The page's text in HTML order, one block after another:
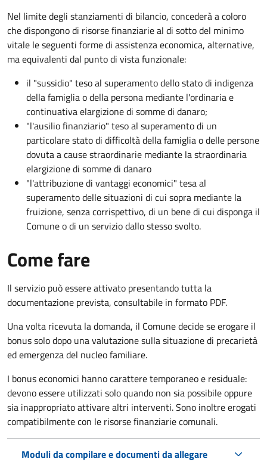
Nel limite degli stanziamenti di bilancio, concederà a coloro
che dispongono di risorse finanziarie al di sotto del minimo
vitale le seguenti forme di assistenza economica, alternative,
ma equivalenti dal punto di vista funzionale:
il "sussidio" teso al superamento dello stato di indigenza
della famiglia o della persona mediante l'ordinaria e
continuativa elargizione di somme di danaro;
"l'ausilio finanziario" teso al superamento di un
particolare stato di difficoltà della famiglia o delle persone
dovuta a cause straordinarie mediante la straordinaria
elargizione di somme di danaro
"l'attribuzione di vantaggi economici" tesa al
superamento delle situazioni di cui sopra mediante la
fruizione, senza corrispettivo, di un bene di cui disponga il
Comune o di un servizio dallo stesso svolto.
Come fare
Il servizio può essere attivato presentando tutta la
documentazione prevista, consultabile in formato PDF.
Una volta ricevuta la domanda, il Comune decide se erogare il
bonus solo dopo una valutazione sulla situazione di precarietà
ed emergenza del nucleo familiare.
I bonus economici hanno carattere temporaneo e residuale:
devono essere utilizzati solo quando non sia possibile oppure
sia inappropriato attivare altri interventi. Sono inoltre erogati
compatibilmente con le risorse finanziarie comunali.
Moduli da compilare e documenti da allegare